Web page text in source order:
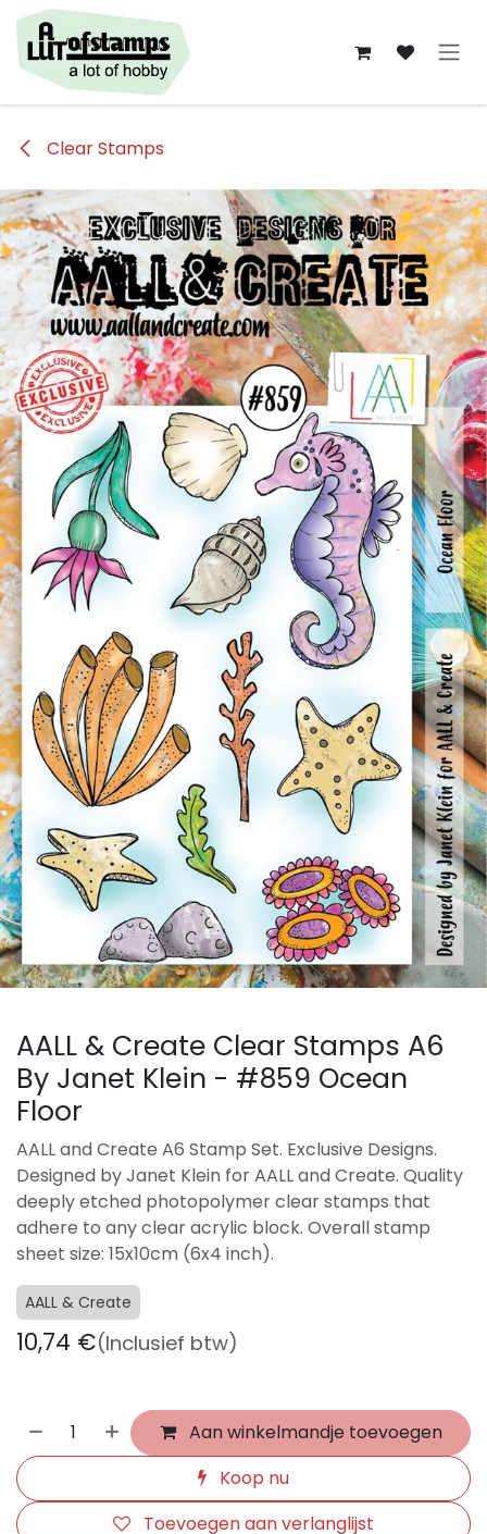
Overslaan naar inhoud
Clear Stamps
AALL & Create Clear Stamps A6
By Janet Klein - #859 Ocean
Floor
AALL and Create A6 Stamp Set. Exclusive Designs.
Designed by Janet Klein for AALL and Create. Quality
deeply etched photopolymer clear stamps that
adhere to any clear acrylic block. Overall stamp
sheet size: 15x10cm (6x4 inch).
AALL & Create
10,74 €(Inclusief btw)
Aan winkelmandje toevoegen
Koop nu
Toevoegen aan verlanglijst